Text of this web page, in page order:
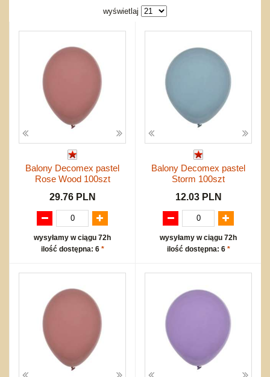
Pojazdy
Zakupy hurtowe
Regulamin
Mapa produktów
wyświetlaj
Balony Decomex pastel
Rose Wood 100szt
29.76 PLN
wysyłamy w ciągu 72h
ilość dostępna: 6 *
Balony Decomex pastel
Storm 100szt
12.03 PLN
wysyłamy w ciągu 72h
ilość dostępna: 6 *